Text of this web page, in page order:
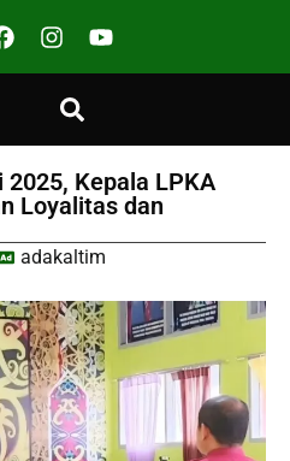
Kepala LPKA
Loyalitas dan
adakaltim